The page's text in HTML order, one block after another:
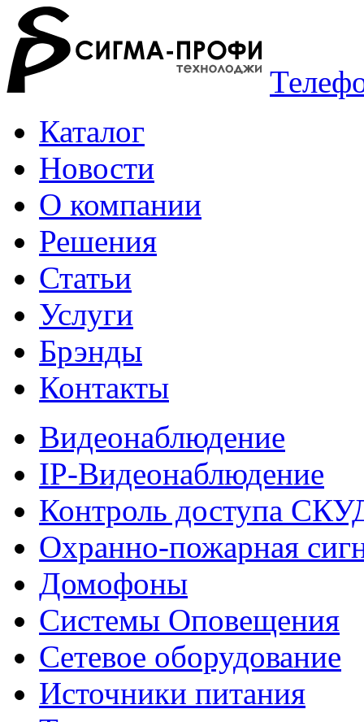
Каталог
Новости
О компании
Решения
Статьи
Услуги
Брэнды
Контакты
Видеонаблюдение
IP-Видеонаблюдение
Контроль доступа
Охранно-пожарная
Домофоны
Системы Оповещения
Сетевое оборудование
Источники питания